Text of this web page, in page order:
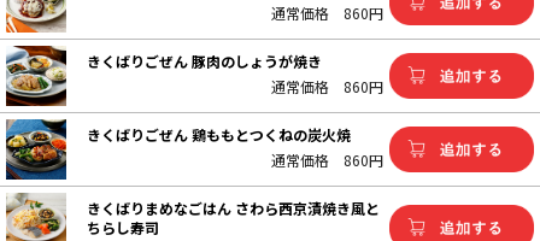
通常価格 860円
きくばりごぜん 豚肉のしょうが焼き
通常価格 860円
きくばりごぜん 鶏ももとつくねの炭火焼
通常価格 860円
きくばりまめなごはん さわら西京漬焼き風と
ちらし寿司